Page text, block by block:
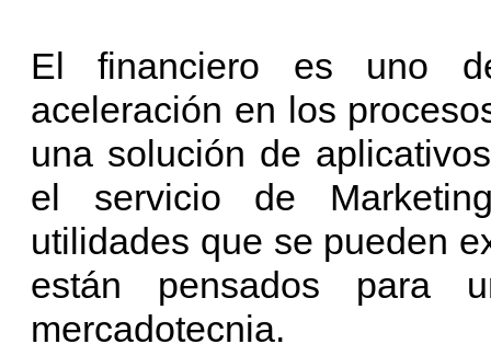
El financiero es uno
aceleración en los
una solución de
el servicio de
utilidades que se pueden
están pensados para
mercadotecnia.